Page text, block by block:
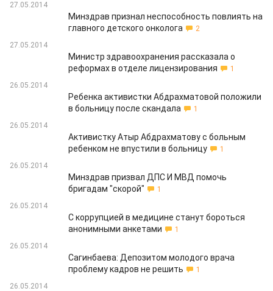
27.05.2014
Минздрав признал неспособность повлиять на
главного детского онколога
2
27.05.2014
Министр здравоохранения рассказала о
реформах в отделе лицензирования
1
26.05.2014
Ребенка активистки Абдрахматовой положили
в больницу после скандала
1
26.05.2014
Активистку Атыр Абдрахматову с больным
ребенком не впустили в больницу
1
26.05.2014
Минздрав призвал ДПС И МВД помочь
бригадам "скорой"
1
26.05.2014
С коррупцией в медицине станут бороться
анонимными анкетами
1
26.05.2014
Сагинбаева: Депозитом молодого врача
проблему кадров не решить
1
26.05.2014